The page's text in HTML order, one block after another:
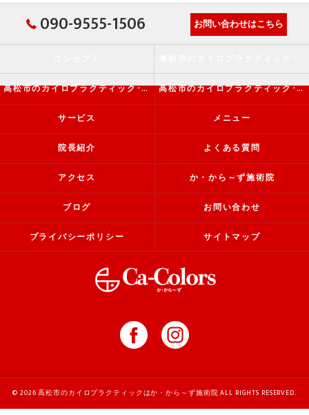
090-9555-1506 お問い合わせはこちら
高松市のカイロプラクティック･か・から～ず施術院の評判 高松市のカイロプラクティック･か・から～ず施術院のお客様の声
サービス メニュー
院長紹介 よくある質問
アクセス か・から～ず施術院
ブログ お問い合わせ
プライバシーポリシー サイトマップ
© 2026 高松市のカイロプラクティックはか・から～ず施術院 ALL RIGHTS RESERVED.